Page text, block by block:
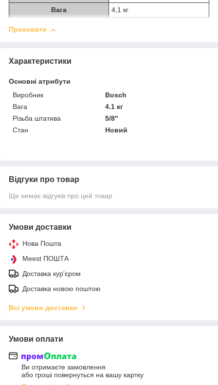
Вага
4,1 кг
Приховати
Характеристики
Основні атрибути
Виробник
Bosch
Вага
4.1 кг
Різьба штатива
5/8"
Стан
Новий
Відгуки про товар
Ще немає відгуків про цей товар
Умови доставки
Нова Пошта
Meest ПОШТА
Доставка кур'єром
Доставка новою поштою
Всі умови доставки
Умови оплати
Ви отримаєте замовлення
або гроші повернуться на вашу картку